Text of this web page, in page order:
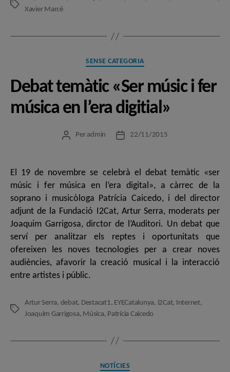
Etiquetes
Xavier Marcé
Categories
SENSE CATEGORIA
Debat temàtic «Ser músic i fer
música en l’era digitial»
Autor
Per admin
Data22/11/2015
El 19 de novembre se celebrà el debat temàtic «ser
músic i fer música en l’era digital», a càrrec de la
soprano i musicòloga Patrícia Caicedo, i del director
adjunt de la Fundació I2Cat, Artur Serra, moderats per
Joaquim Garrigosa, dirctor de l’Auditori. Un debat que
serví per analitzar els reptes i oportunitats que
ofereixen les noves tecnologies per a crear noves
audiències, afavorir la creació musical i la interacció
entre artistes i públic.
Etiquetes
Artur Serra, debat, Destacat1, EYECatalunya, i2Cat, Internet,
Joaquim Garrigosa, Música, Patrícia Caicedo
Categories
NOTÍCIES